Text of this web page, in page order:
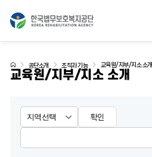
교육원/지부/지소 소개
공단소개 조직과 기능 교육원/지부/지소 소개
확인